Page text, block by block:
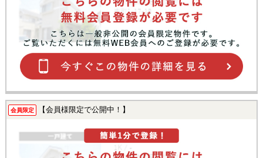
会員限定 【会員様限定で公開中！】